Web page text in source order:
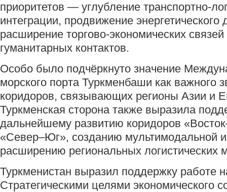
приоритетов — углубление транспортно-
интеграции, продвижение энергетического
расширение торгово-экономических
гуманитарных контактов.
Особо было подчёркнуто значение
морского порта Туркменбаши как важного
коридоров, связывающих регионы Азии и
Туркменская сторона также выразила
дальнейшему развитию коридоров
«Север–Юг», созданию мультимодальной
расширению региональных логистических
Туркменистан выразил поддержку работе
Стратегическими целями экономического